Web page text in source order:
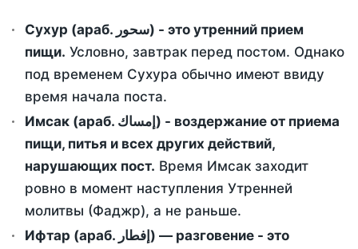
Сухур (араб. سحور) - это утренний прием
пищи. Условно, завтрак перед постом. Однако
под временем Сухура обычно имеют ввиду
время начала поста.
Имсак (араб. إمساك) - воздержание от приема
пищи, питья и всех других действий,
нарушающих пост. Время Имсак заходит
ровно в момент наступления Утренней
молитвы (Фаджр), а не раньше.
Ифтар (араб. إفطار) — разговение - это